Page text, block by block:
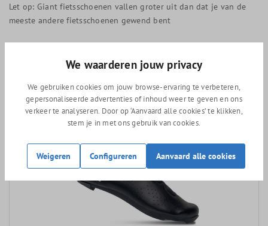
Let op: Giant fietsschoenen vallen groter uit dan dat je van de
meeste andere fietsschoenen gewend bent
Vergelijkbare producten
We waarderen jouw privacy
We gebruiken cookies om jouw browse-ervaring te verbeteren,
gepersonaliseerde advertenties of inhoud weer te geven en ons
verkeer te analyseren. Door op ‘Aanvaard alle cookies’ te klikken,
stem je in met ons gebruik van cookies.
Weigeren Configureren Aanvaard alle cookies